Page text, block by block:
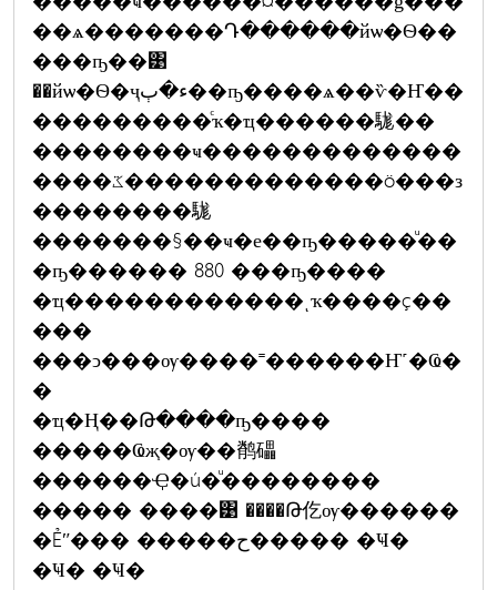
��ѧ�������Դ������йѡ�Ѳ��
���ҧ��͹
��йѡ�Ѳ�ҷء�ٻ��ҧ����ѧ��ѷ�Ҥ��
���������ͨҡ�ҵ������駹��
��������ҹ�������������
����ػ�������������ö���з
��������駹
�������§��ҹ�е��ҧ�����ͧ��
�ҧ������ 880 ���ҧ����
�ҵ������������ͺҡ����ç��
���
���ͻ���ѹ����˭������Ҥ˹�Ҩ�
�
�ҵ�Ң��Թ����ҧ����
�����Ҩж֧�ѹ��鹡礧
������Ҿ�ú�ͧ��������
����� ����͹ ����Թ仡ѹ������
�Ẻʺ��� �����ح����� �Ҹ�
�Ҹ� �Ҹ�